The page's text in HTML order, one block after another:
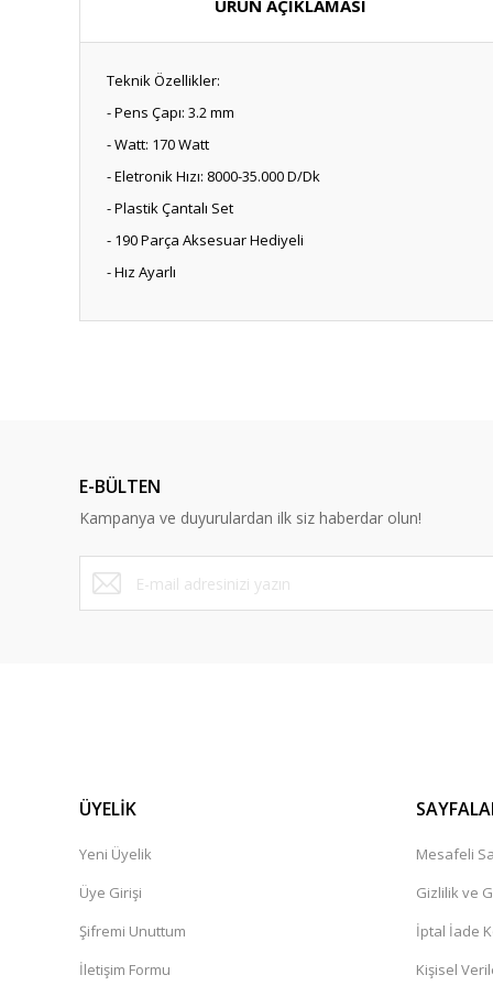
ÜRÜN AÇIKLAMASI
Teknik Özellikler:
- Pens Çapı: 3.2 mm
- Watt: 170 Watt
- Eletronik Hızı: 8000-35.000 D/Dk
- Plastik Çantalı Set
- 190 Parça Aksesuar Hediyeli
- Hız Ayarlı
E-BÜLTEN
Kampanya ve duyurulardan ilk siz haberdar olun!
ÜYELİK
Yeni Üyelik
Üye Girişi
Şifremi Unuttum
İletişim Formu
Mesafeli
Gizlilik ve
İptal İade
Kişisel